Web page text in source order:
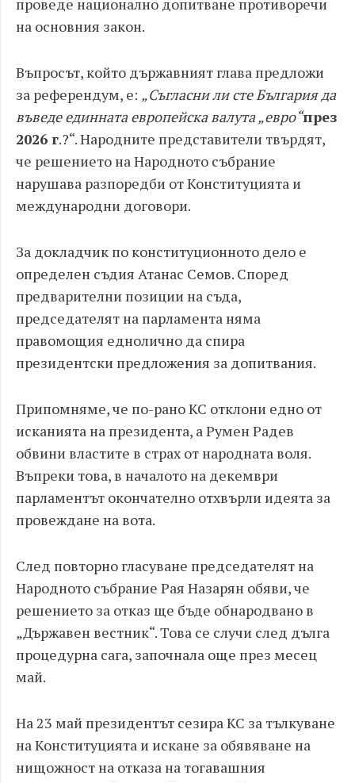
проведе национално допитване противоречи
на основния закон.
Въпросът, който държавният глава предложи
за референдум, е: „Съгласни ли сте България да
въведе единната европейска валута „евро“през
2026 г.?“. Народните представители твърдят,
че решението на Народното събрание
нарушава разпоредби от Конституцията и
международни договори.
За докладчик по конституционното дело е
определен съдия Атанас Семов. Според
предварителни позиции на съда,
председателят на парламента няма
правомощия еднолично да спира
президентски предложения за допитвания.
Припомняме, че по-рано КС отклони едно от
исканията на президента, а Румен Радев
обвини властите в страх от народната воля.
Въпреки това, в началото на декември
парламентът окончателно отхвърли идеята за
провеждане на вота.
След повторно гласуване председателят на
Народното събрание Рая Назарян обяви, че
решението за отказ ще бъде обнародвано в
„Държавен вестник“. Това се случи след дълга
процедурна сага, започнала още през месец
май.
На 23 май президентът сезира КС за тълкуване
на Конституцията и искане за обявяване на
нищожност на отказа на тогавашния